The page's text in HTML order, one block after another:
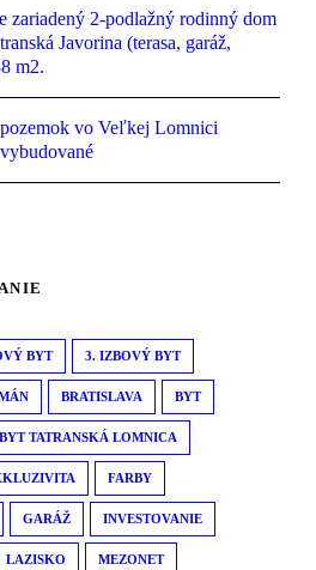
zariadený 2-podlažný rodinný dom
Javorina (terasa, garáž,
m2.
vo Veľkej Lomnici
BYT 3. IZBOVÝ BYT
BRATISLAVA BYT
BYT TATRANSKÁ LOMNICA
FARBY
GARÁŽ INVESTOVANIE
LAZISKO MEZONET